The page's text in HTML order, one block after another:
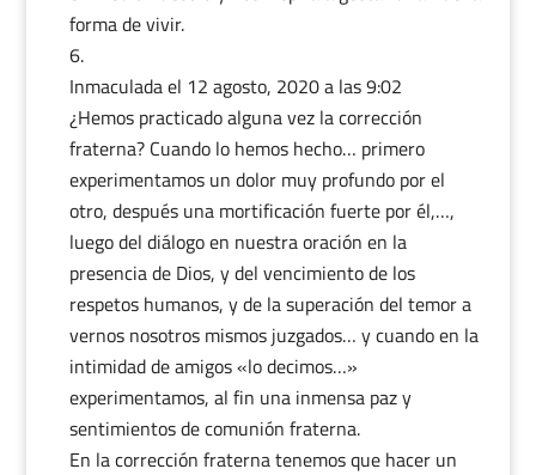
forma de vivir.
Inmaculadael 12 agosto, 2020 a las 9:02
¿Hemos practicado alguna vez la corrección
fraterna? Cuando lo hemos hecho… primero
experimentamos un dolor muy profundo por el
otro, después una mortificación fuerte por él,…,
luego del diálogo en nuestra oración en la
presencia de Dios, y del vencimiento de los
respetos humanos, y de la superación del temor a
vernos nosotros mismos juzgados… y cuando en la
intimidad de amigos «lo decimos…»
experimentamos, al fin una inmensa paz y
sentimientos de comunión fraterna.
En la corrección fraterna tenemos que hacer un